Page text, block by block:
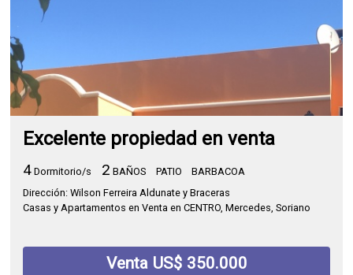
Excelente propiedad en venta
4 Dormitorio/s 2 BAÑOS PATIO
BARBACOA
Dirección: Wilson Ferreira Aldunate y Braceras
Casas y Apartamentos en Venta en CENTRO, Mercedes, Soriano
Venta US$ 350.000